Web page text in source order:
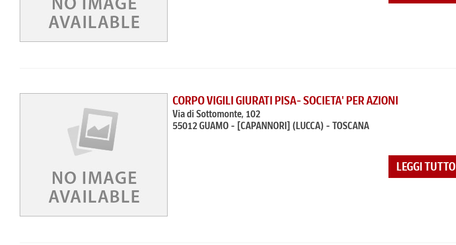
CORPO VIGILI GIURATI PISA- SOCIETA' PER AZIONI
Via di Sottomonte, 102
55012 GUAMO - [CAPANNORI] (LUCCA) - TOSCANA
LEGGI TUTTO